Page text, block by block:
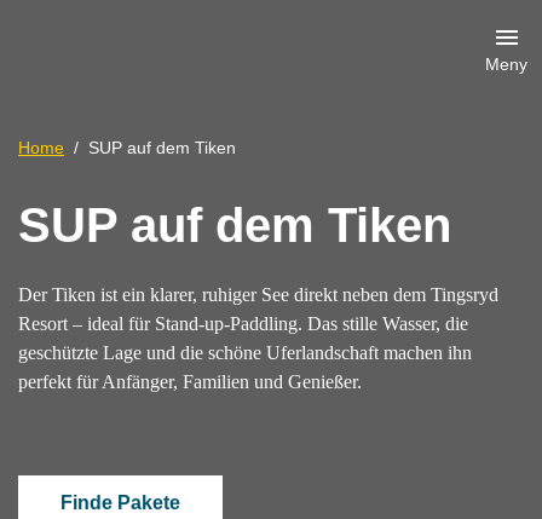
Meny
Home SUP auf dem Tiken
SUP auf dem Tiken
Der Tiken ist ein klarer, ruhiger See direkt neben dem Tingsryd
Resort – ideal für Stand-up-Paddling. Das stille Wasser, die
geschützte Lage und die schöne Uferlandschaft machen ihn
perfekt für Anfänger, Familien und Genießer.
Finde Pakete